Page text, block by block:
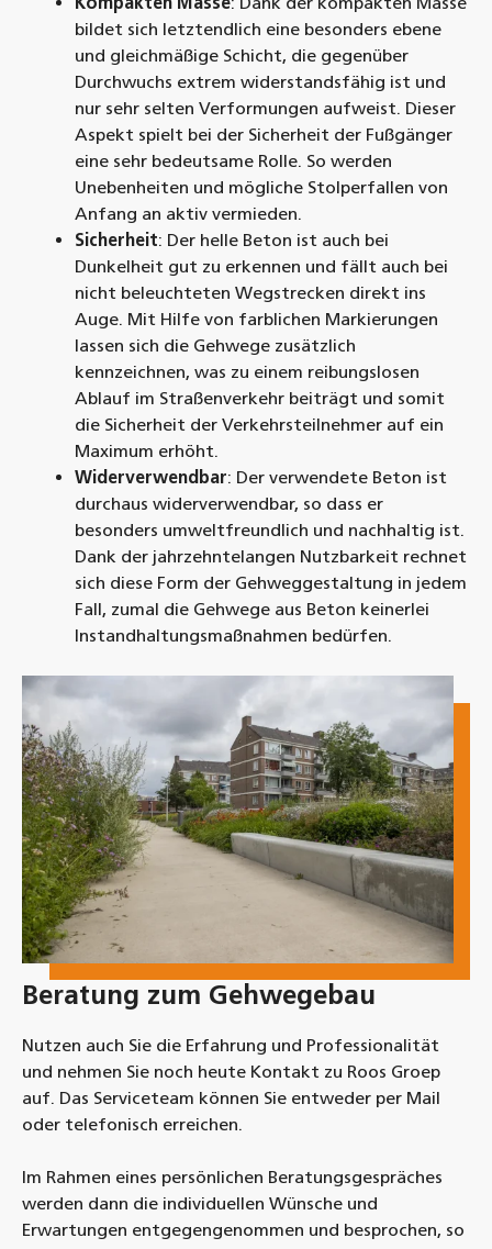
bildet sich letztendlich eine besonders ebene
und gleichmäßige Schicht, die gegenüber
Durchwuchs extrem widerstandsfähig ist und
nur sehr selten Verformungen aufweist. Dieser
Aspekt spielt bei der Sicherheit der Fußgänger
eine sehr bedeutsame Rolle. So werden
Unebenheiten und mögliche Stolperfallen von
Anfang an aktiv vermieden.
Sicherheit: Der helle Beton ist auch bei
Dunkelheit gut zu erkennen und fällt auch bei
nicht beleuchteten Wegstrecken direkt ins
Auge. Mit Hilfe von farblichen Markierungen
lassen sich die Gehwege zusätzlich
kennzeichnen, was zu einem reibungslosen
Ablauf im Straßenverkehr beiträgt und somit
die Sicherheit der Verkehrsteilnehmer auf ein
Maximum erhöht.
Widerverwendbar: Der verwendete Beton ist
durchaus widerverwendbar, so dass er
besonders umweltfreundlich und nachhaltig ist.
Dank der jahrzehntelangen Nutzbarkeit rechnet
sich diese Form der Gehweggestaltung in jedem
Fall, zumal die Gehwege aus Beton keinerlei
Instandhaltungsmaßnahmen bedürfen.
Beratung zum Gehwegebau
Nutzen auch Sie die Erfahrung und Professionalität
und nehmen Sie noch heute Kontakt zu Roos Groep
auf. Das Serviceteam können Sie entweder per Mail
oder telefonisch erreichen.
Im Rahmen eines persönlichen Beratungsgespräches
werden dann die individuellen Wünsche und
Erwartungen entgegengenommen und besprochen, so